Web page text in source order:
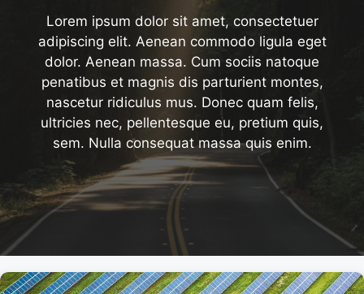
Lorem ipsum dolor sit amet, consectetuer
adipiscing elit. Aenean commodo ligula eget
dolor. Aenean massa. Cum sociis natoque
penatibus et magnis dis parturient montes,
nascetur ridiculus mus. Donec quam felis,
ultricies nec, pellentesque eu, pretium quis,
sem. Nulla consequat massa quis enim.